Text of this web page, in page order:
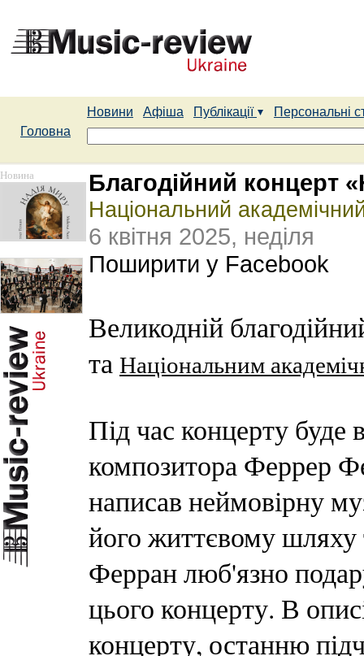
Новини Афіша Публікації
Персональні
Головна
Новина Благодійний концерт
Національний
6 квітня 2025, неділя
Поширити у Facebook
Великодній
та Національним
Під час концерту буде
композитора Феррер
написав неймовірну
його життєвому
Ферран люб'язно
цього концерту. В
концерту, останню